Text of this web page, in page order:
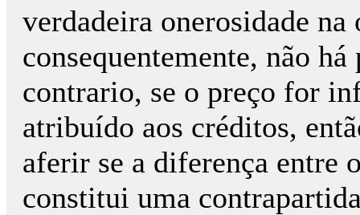
verdadeira onerosidade na
consequentemente, não
contrario, se o preço for
atribuído aos créditos,
aferir se a diferença entre
constitui uma